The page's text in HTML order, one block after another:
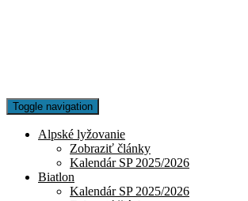
Toggle navigation
Alpské lyžovanie
Zobraziť články
Kalendár SP 2025/2026
Biatlon
Kalendár SP 2025/2026